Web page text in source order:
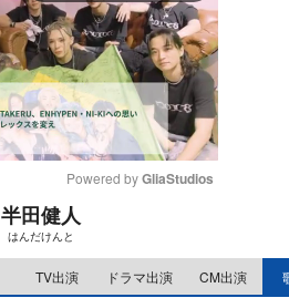
e
Powered by GliaStudios
半田健人
はんだけんと
TV出演 ドラマ出演 CM出演